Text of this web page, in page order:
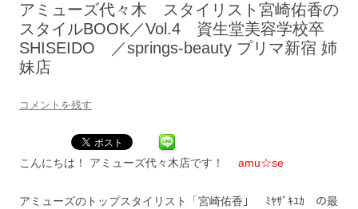
アミューズ代々木 スタイリスト宮崎佑香の
スタイルBOOK／Vol.4 資生堂美容学校卒
SHISEIDO ／springs-beauty プリマ新宿 姉
妹店
コメントを残す
こんにちは！ アミューズ代々木店です！ amu☆se
アミューズのトップスタイリスト「宮崎佑香」 ﾐﾔｻﾞｷﾕｶ の最